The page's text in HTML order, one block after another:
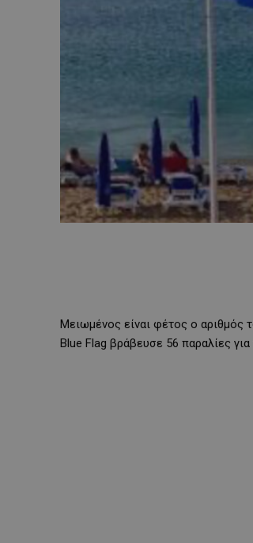
Μειωμένος είναι φέτος ο αριθμός
Blue Flag βράβευσε 56 παραλίες για